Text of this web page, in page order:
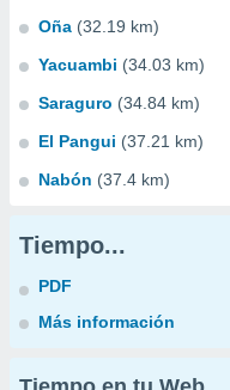
Oña (32.19 km)
Yacuambi (34.03 km)
Saraguro (34.84 km)
El Pangui (37.21 km)
Nabón (37.4 km)
Tiempo...
PDF
Más información